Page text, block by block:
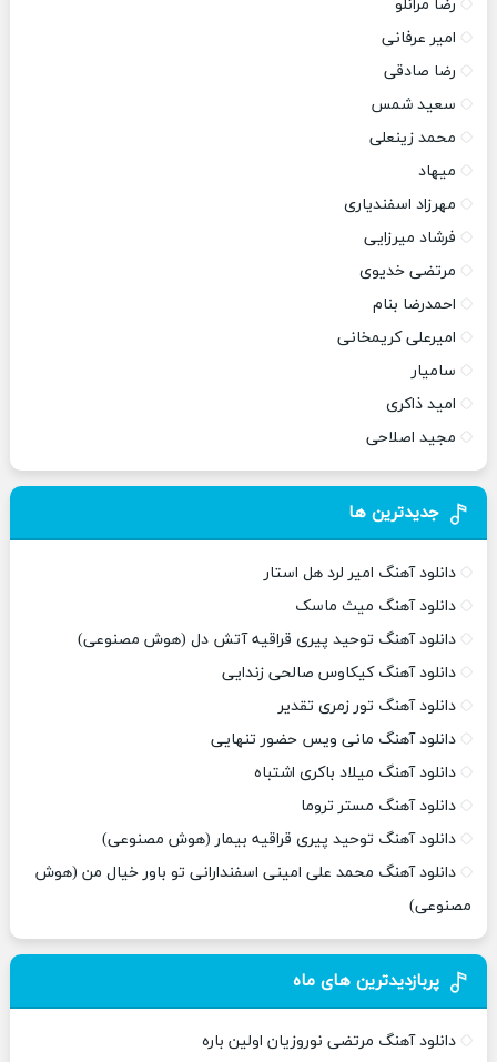
رضا مرانلو
امیر عرفانی
رضا صادقی
سعید شمس
محمد زینعلی
میهاد
مهرزاد اسفندیاری
فرشاد میرزایی
مرتضی خدیوی
احمدرضا بنام
امیرعلی کریمخانی
سامیار
امید ذاکری
مجید اصلاحی
جدیدترین ها
دانلود آهنگ امیر لرد هل استار
دانلود آهنگ میث ماسک
دانلود آهنگ توحید پیری قراقیه آتش دل (هوش مصنوعی)
دانلود آهنگ کیکاوس صالحی زندایی
دانلود آهنگ تور زمری تقدیر
دانلود آهنگ مانی ویس حضور تنهایی
دانلود آهنگ میلاد باکری اشتباه
دانلود آهنگ مستر تروما
دانلود آهنگ توحید پیری قراقیه بیمار (هوش مصنوعی)
دانلود آهنگ محمد علی امینی اسفندارانی تو باور خیال من (هوش
مصنوعی)
پربازدیدترین های ماه
دانلود آهنگ مرتضی نوروزیان اولین باره